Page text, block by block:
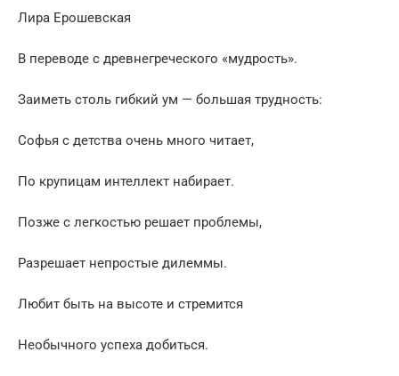
Лира Ерошевская
В переводе с древнегреческого «мудрость».
Заиметь столь гибкий ум — большая трудность:
Софья с детства очень много читает,
По крупицам интеллект набирает.
Позже с легкостью решает проблемы,
Разрешает непростые дилеммы.
Любит быть на высоте и стремится
Необычного успеха добиться.